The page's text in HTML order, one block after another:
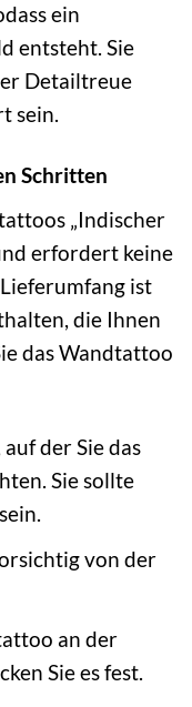
ein
entsteht. Sie
Detailtreue
sein.
Schritten
„Indischer
erfordert keine
ist
die Ihnen
das Wandtattoo
der Sie das
Sie sollte
von der
an der
Sie es fest.